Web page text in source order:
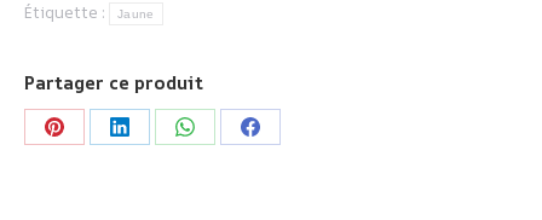
Étiquette :
Jaune
Partager ce produit
PartagerPartagerPartagerPartager